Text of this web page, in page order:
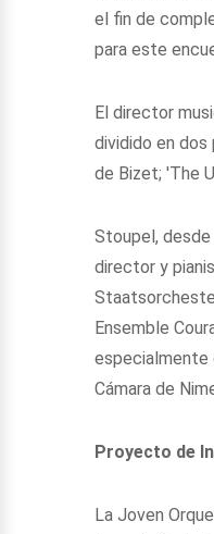
el fin de
para este
El director
dividido en
de Bizet; 'The
Stoupel,
director y
Ensemble
especialmente
Cámara de
Proyecto de
La Joven